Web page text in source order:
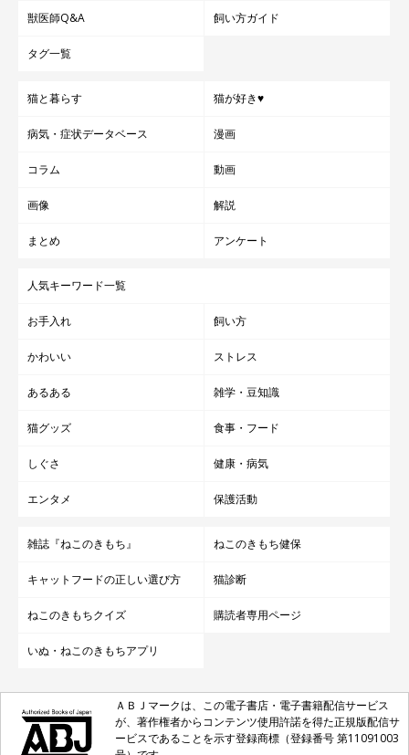
獣医師Q&A 飼い方ガイド
タグ一覧
猫と暮らす 猫が好き♥
病気・症状データベース 漫画
コラム 動画
画像 解説
まとめ アンケート
人気キーワード一覧
お手入れ 飼い方
かわいい ストレス
あるある 雑学・豆知識
猫グッズ 食事・フード
しぐさ 健康・病気
エンタメ 保護活動
雑誌『ねこのきもち』 ねこのきもち健保
キャットフードの正しい選び方 猫診断
ねこのきもちクイズ 購読者専用ページ
いぬ・ねこのきもちアプリ
ＡＢＪマークは、この電子書店・電子書籍配信サービス
が、著作権者からコンテンツ使用許諾を得た正規版配信サ
ービスであることを示す登録商標（登録番号 第11091003